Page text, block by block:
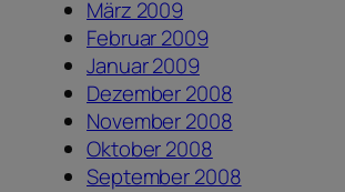
März 2009
Februar 2009
Januar 2009
Dezember 2008
November 2008
Oktober 2008
September 2008